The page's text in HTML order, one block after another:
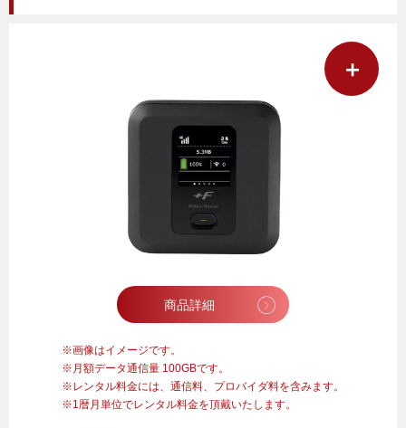
＋
商品詳細
画像はイメージです。
月額データ通信量 100GBです。
レンタル料金には、通信料、プロバイダ料を含みます。
1暦月単位でレンタル料金を頂戴いたします。